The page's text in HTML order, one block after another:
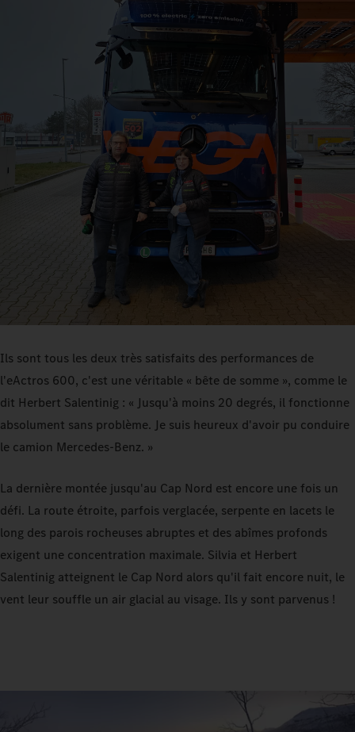
Ils sont tous les deux très satisfaits des performances de
l'eActros 600, c'est une véritable « bête de somme », comme le
dit Herbert Salentinig : « Jusqu'à moins 20 degrés, il fonctionne
absolument sans problème. Je suis heureux d'avoir pu conduire
le camion Mercedes‑Benz. »
La dernière montée jusqu'au Cap Nord est encore une fois un
défi. La route étroite, parfois verglacée, serpente en lacets le
long des parois rocheuses abruptes et des abîmes profonds
exigent une concentration maximale. Silvia et Herbert
Salentinig atteignent le Cap Nord alors qu'il fait encore nuit, le
vent leur souffle un air glacial au visage. Ils y sont parvenus !